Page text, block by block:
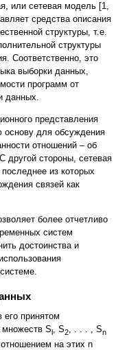
или сетевая модель [1,
средства описания
структуры, т.е.
структуры
Соответственно, это
выборки данных,
программ от
данных.
представления
основу для обсуждения
отношений – об
другой стороны, сетевая
из которых
связей как
более отчетливо
систем
достоинства и
его принятом
Sl, S2, . . . , Sn
на этих n